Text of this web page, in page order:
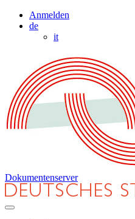
Anmelden
de
it
Dokumentenserver